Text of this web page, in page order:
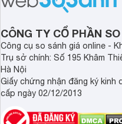
CÔNG TY CỔ PHẦN
Công cụ so sánh giá online -
Trụ sở chính: Số 195 Khâm
Hà Nội
Giấy chứng nhận đăng ký kinh
cấp ngày 02/12/2013